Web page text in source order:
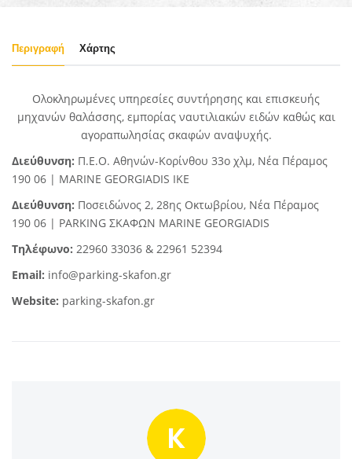
Περιγραφή Χάρτης
Ολοκληρωμένες υπηρεσίες συντήρησης και επισκευής
μηχανών θαλάσσης, εμπορίας ναυτιλιακών ειδών καθώς και
αγοραπωλησίας σκαφών αναψυχής.
Διεύθυνση: Π.Ε.Ο. Αθηνών-Κορίνθου 33ο χλμ, Νέα Πέραμος
190 06 | MARINE GEORGIADIS ΙΚΕ
Διεύθυνση: Ποσειδώνος 2, 28ης Οκτωβρίου, Νέα Πέραμος
190 06 | PARKING ΣΚΑΦΩΝ MARINE GEORGIADIS
Τηλέφωνο: 22960 33036 & 22961 52394
Email: info@parking-skafon.gr
Website: parking-skafon.gr
K